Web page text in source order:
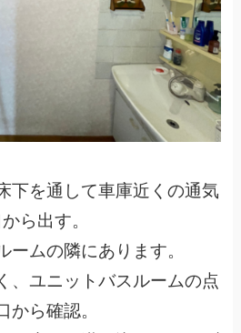
下を通して車庫近くの通気
ら出す。
ームの隣にあります。
、ユニットバスルームの点
から確認。